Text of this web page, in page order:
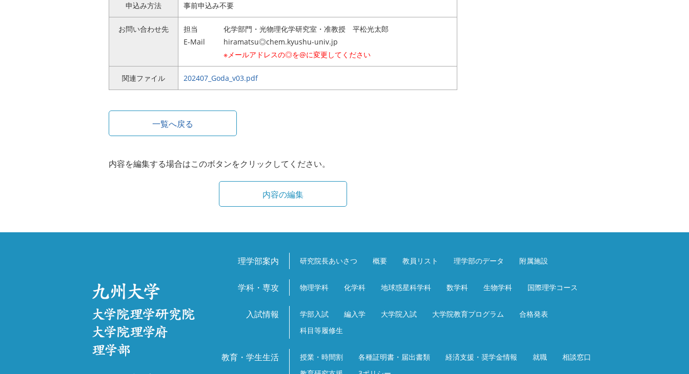
申込み方法 事前申込み不要
お問い合わせ先 担当
化学部門・光物理化学研究室・准教授 平松光太郎
E-Mail
hiramatsu◎chem.kyushu-univ.jp
※メールアドレスの◎を@に変更してください
関連ファイル 202407_Goda_v03.pdf
一覧へ戻る
内容を編集する場合はこのボタンをクリックしてください。
理学部案内 研究院長あいさつ 概要 教員リスト 理学部のデータ 附属施設
学科・専攻 物理学科 化学科 地球惑星科学科 数学科 生物学科 国際理学コース
入試情報 学部入試 編入学 大学院入試 大学院教育プログラム
合格発表
科目等履修生
教育・学生生活 授業・時間割 各種証明書・届出書類 経済支援・奨学金情報 就職
相談窓口